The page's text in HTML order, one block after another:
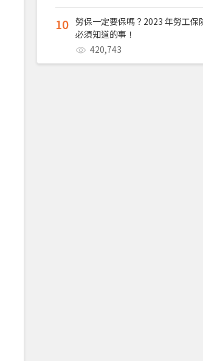
10 勞保一定要保嗎？2023 年勞工保
必須知道的事！
420,743